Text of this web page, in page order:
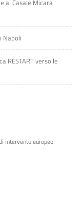
al Casale Micara
Napoli
RESTART verso le
intervento europeo